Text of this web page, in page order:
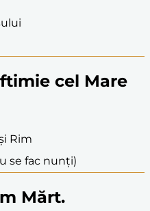
cel Mare
Rim
se fac nunți)
Mărt.